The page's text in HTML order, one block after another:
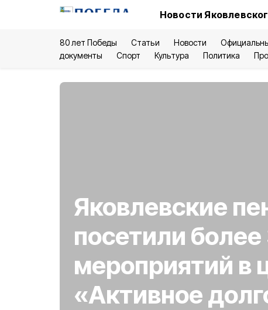
Новости
80 лет Победы Статьи Новости
документы
Спорт Культура Политика
Яковлевские
посетили
мероприятий в
«Активное